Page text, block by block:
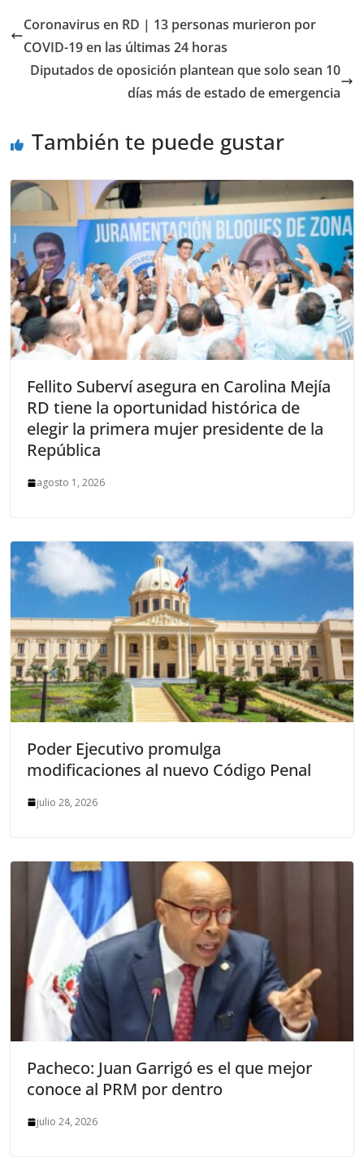
Coronavirus en RD | 13 personas murieron por
COVID-19 en las últimas 24 horas
Diputados de oposición plantean que solo sean 10
días más de estado de emergencia
También te puede gustar
Fellito Suberví asegura en Carolina Mejía
RD tiene la oportunidad histórica de
elegir la primera mujer presidente de la
República
agosto 1, 2026
Poder Ejecutivo promulga
modificaciones al nuevo Código Penal
julio 28, 2026
Pacheco: Juan Garrigó es el que mejor
conoce al PRM por dentro
julio 24, 2026